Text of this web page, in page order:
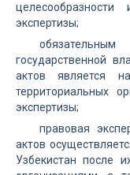
экспертизы;
государственной
актов является
территориальных
экспертизы;
правовая
актов
Узбекистан после